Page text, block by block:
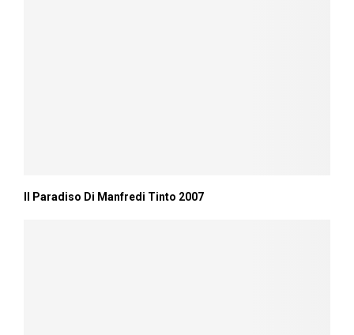
Il Paradiso Di Manfredi Tinto 2007